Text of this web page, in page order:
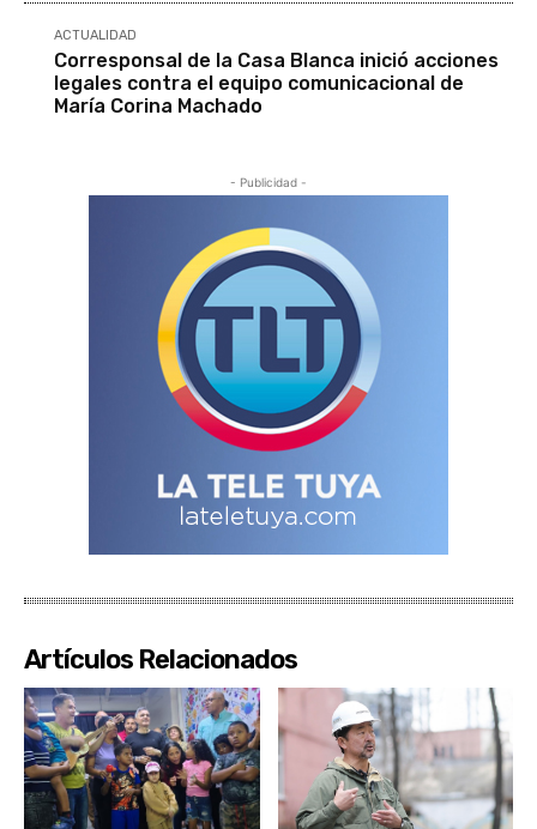
ACTUALIDAD
Corresponsal de la Casa Blanca inició acciones
legales contra el equipo comunicacional de
María Corina Machado
- Publicidad -
Artículos Relacionados